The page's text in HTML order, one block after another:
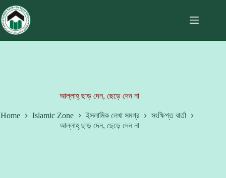
আল্লাহ্ ছাড় দেন, ছেড়ে দেন না
Home Islamic Zone ইসলামিক লেখা সমগ্র
সংক্ষিপ্ত বার্তা
আল্লাহ্ ছাড় দেন, ছেড়ে দেন না